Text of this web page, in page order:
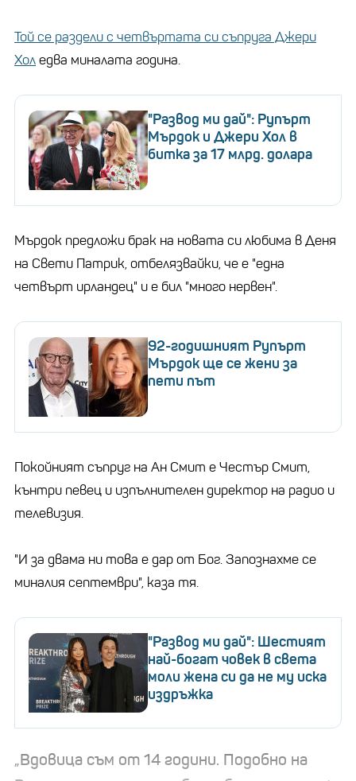
Той се раздели с четвъртата си съпруга Джери
Холедва миналата година.
"Развод ми дай": Рупърт
Мърдок и Джери Хол в
битка за 17 млрд. долара
Мърдок предложи брак на новата си любима в Деня
на Свети Патрик, отбелязвайки, че е "една
четвърт ирландец" и е бил "много нервен".
92-годишният Рупърт
Мърдок ще се жени за
пети път
Покойният съпруг на Ан Смит е Честър Смит,
кънтри певец и изпълнителен директор на радио и
телевизия.
"И за двама ни това е дар от Бог. Запознахме се
миналия септември", каза тя.
"Развод ми дай": Шестият
най-богат човек в света
моли жена си да не му иска
издръжка
„Вдовица съм от 14 години. Подобно на